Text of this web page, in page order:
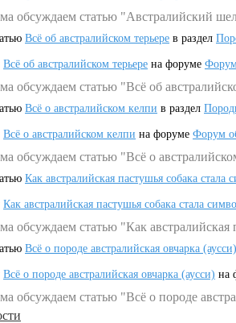
обсуждаем статью "Австралийский
Всё об австралийском терьере в раздел
Всё об австралийском терьере на форуме
обсуждаем статью "Всё об
Всё о австралийском келпи в раздел
Всё о австралийском келпи на форуме Форум
обсуждаем статью "Всё о
Как австралийская пастушья собака
Как австралийская пастушья собака стала
обсуждаем статью "Как
Всё о породе австралийская овчарка (аусси)
Всё о породе австралийская овчарка (аусси) на
обсуждаем статью "Всё о породе